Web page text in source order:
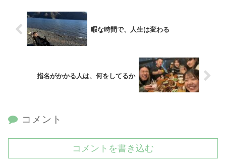
暇な時間で、人生は変わる
指名がかかる人は、何をしてるか
コメント
コメントを書き込む